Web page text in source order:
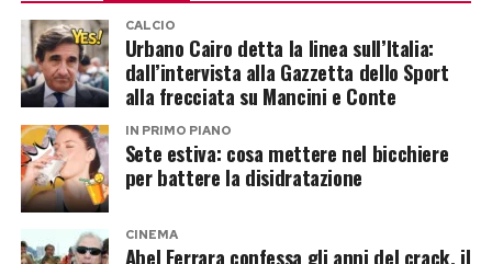
CALCIO
Urbano Cairo detta la linea sull’Italia:
dall’intervista alla Gazzetta dello Sport
alla frecciata su Mancini e Conte
IN PRIMO PIANO
Sete estiva: cosa mettere nel bicchiere
per battere la disidratazione
CINEMA
Abel Ferrara confessa gli anni del crack, il